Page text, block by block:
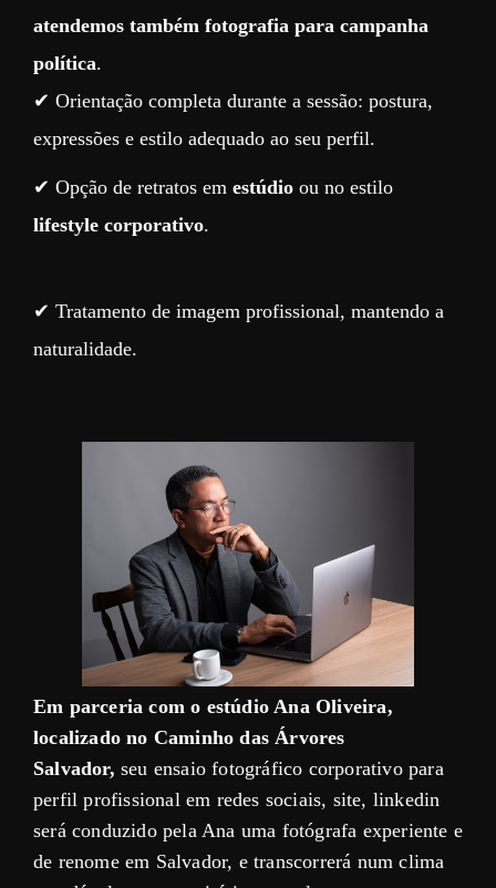
atendemos também fotografia para campanha
política.
✔ Orientação completa durante a sessão: postura,
expressões e estilo adequado ao seu perfil.
✔ Opção de retratos em estúdio ou no estilo
lifestyle corporativo.
✔ Tratamento de imagem profissional, mantendo a
naturalidade.
Em parceria com o estúdio Ana Oliveira,
localizado no Caminho das Árvores
Salvador, seu ensaio fotográfico corporativo para
perfil profissional em redes sociais, site, linkedin
será conduzido pela Ana uma fotógrafa experiente e
de renome em Salvador, e transcorrerá num clima